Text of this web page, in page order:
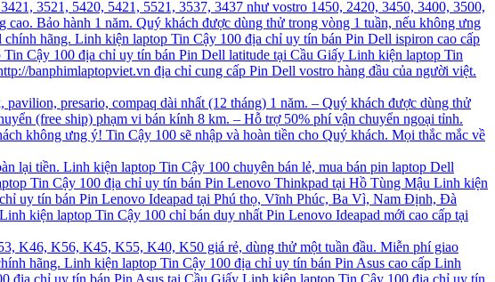
3521, 5420, 5421, 5521, 3537, 3437 như vostro 1450, 2420, 3450, 3400, 3500,
Bảo hành 1 năm. Quý khách được dùng thử trong vòng 1 tuần, nếu không ưng
hãng. Linh kiện laptop Tin Cậy 100 địa chỉ uy tín bán Pin Dell ispiron cao cấp
Cậy 100 địa chỉ uy tín bán Pin Dell latitude tại Cầu Giấy Linh kiện laptop Tin
banphimlaptopviet.vn địa chỉ cung cấp Pin Dell vostro hàng đầu của người việt.
presario, compaq dài nhất (12 tháng) 1 năm. – Quý khách được dùng thử
(free ship) phạm vi bán kính 8 km. – Hỗ trợ 50% phí vận chuyển ngoại tỉnh.
ưng ý! Tin Cậy 100 sẽ nhập và hoàn tiền cho Quý khách. Mọi thắc mắc về
lại tiền. Linh kiện laptop Tin Cậy 100 chuyên bán lẻ, mua bán pin laptop Dell
Tin Cậy 100 địa chỉ uy tín bán Pin Lenovo Thinkpad tại Hồ Tùng Mậu Linh kiện
uy tín bán Pin Lenovo Ideapad tại Phú thọ, Vĩnh Phúc, Ba Vì, Nam Định, Đà
kiện laptop Tin Cậy 100 chỉ bán duy nhất Pin Lenovo Ideapad mới cao cấp tại
K46, K56, K45, K55, K40, K50 giá rẻ, dùng thử một tuần đầu. Miễn phí giao
hãng. Linh kiện laptop Tin Cậy 100 địa chỉ uy tín bán Pin Asus cao cấp Linh
chỉ uy tín bán Pin Asus tại Cầu Giấy Linh kiện laptop Tin Cậy 100 địa chỉ uy tín